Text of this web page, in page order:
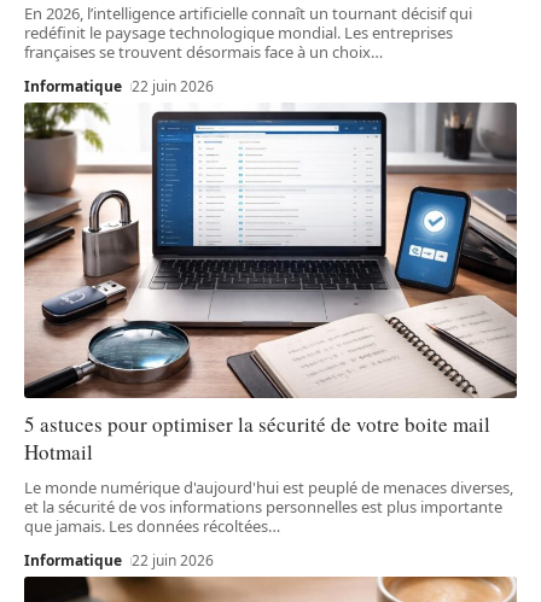
En 2026, l’intelligence artificielle connaît un tournant décisif qui
redéfinit le paysage technologique mondial. Les entreprises
françaises se trouvent désormais face à un choix…
Informatique 22 juin 2026
5 astuces pour optimiser la sécurité de votre boite mail
Hotmail
Le monde numérique d'aujourd'hui est peuplé de menaces diverses,
et la sécurité de vos informations personnelles est plus importante
que jamais. Les données récoltées…
Informatique 22 juin 2026